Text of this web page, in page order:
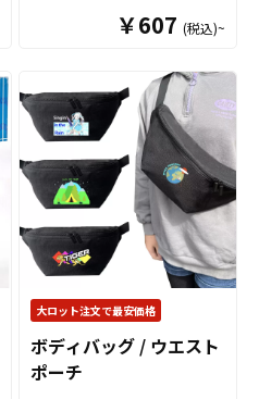
ご相談ください。 ※短納
期・小ロットから制作可能
リルヘアクリップ「オリジ
ナル アクリルヘアクリップ/
前髪クリップ（国内生
産）」についてはこちらの
ページからご注文頂けま
す。 ※一般的なメモなどを
挟む「アクリルクリップ」
のご注文については「オリ
ジナル アクリルクリップ 」
ページを是非ご覧くださ
い。
ル パスケースです。ポケッ
様で、個人情報を守る特殊
形状のクリアポケットを採
用しております。プレート
部分には透明度の高いクリ
アアクリルを使用し、アク
リルの裏側から印刷を施し
ますので、立体感のある美
しい仕上がりとなります。
また、付属の360度回転する
U字型ナスカンは、開閉カン
を倒すだけで、バッグの金
具やボトムスのベルトルー
プなどにもサッと簡単に取
り付けが可能です。パスケ
￥607 (税込)~
大ロット注文で最安価格
ボディバッグ / ウエスト
ポーチ